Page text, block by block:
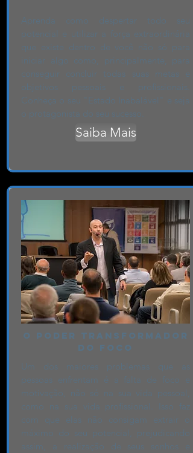
Aprenda como despertar todo seu
potencial e utilizar a força extraordinária
que existe dentro de você não só para
iniciar algo como, principalmente, para
conseguir concluir todas suas metas e
objetivos pessoais e profissionais.
Conheça o seu "Estado Inabalável" e seja
o protagonista do seu sucesso.
Saiba Mais
O PODER TRANSFORMADOR
DO FOCO
Um dos maiores problemas que as
pessoas enfrentam é a falta de foco e
motivação, não só na sua vida pessoal,
como na sua vida profissional. Isso faz
com que elas não consigam extrair o
máximo do seu potencial, prejudicando
assim, a realização de seus sonhos e